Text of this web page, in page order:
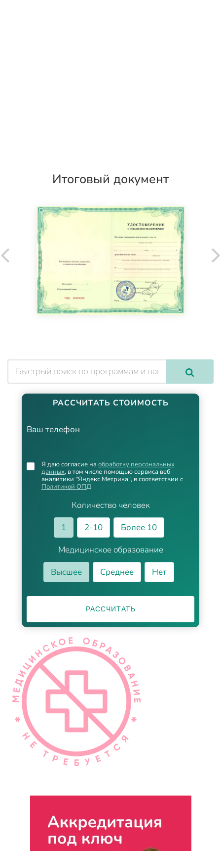
Итоговый документ
РАССЧИТАТЬ СТОИМОСТЬ
Ваш телефон
Количество человек
1
2-10
Более 10
Медицинское образование
Высшее
Среднее Нет
Я даю согласие на обработку персональных
данных, в том числе помощью сервиса веб-
аналитики "Яндекс.Метрика", в соответствии с
Политикой ОПД
РАССЧИТАТЬ